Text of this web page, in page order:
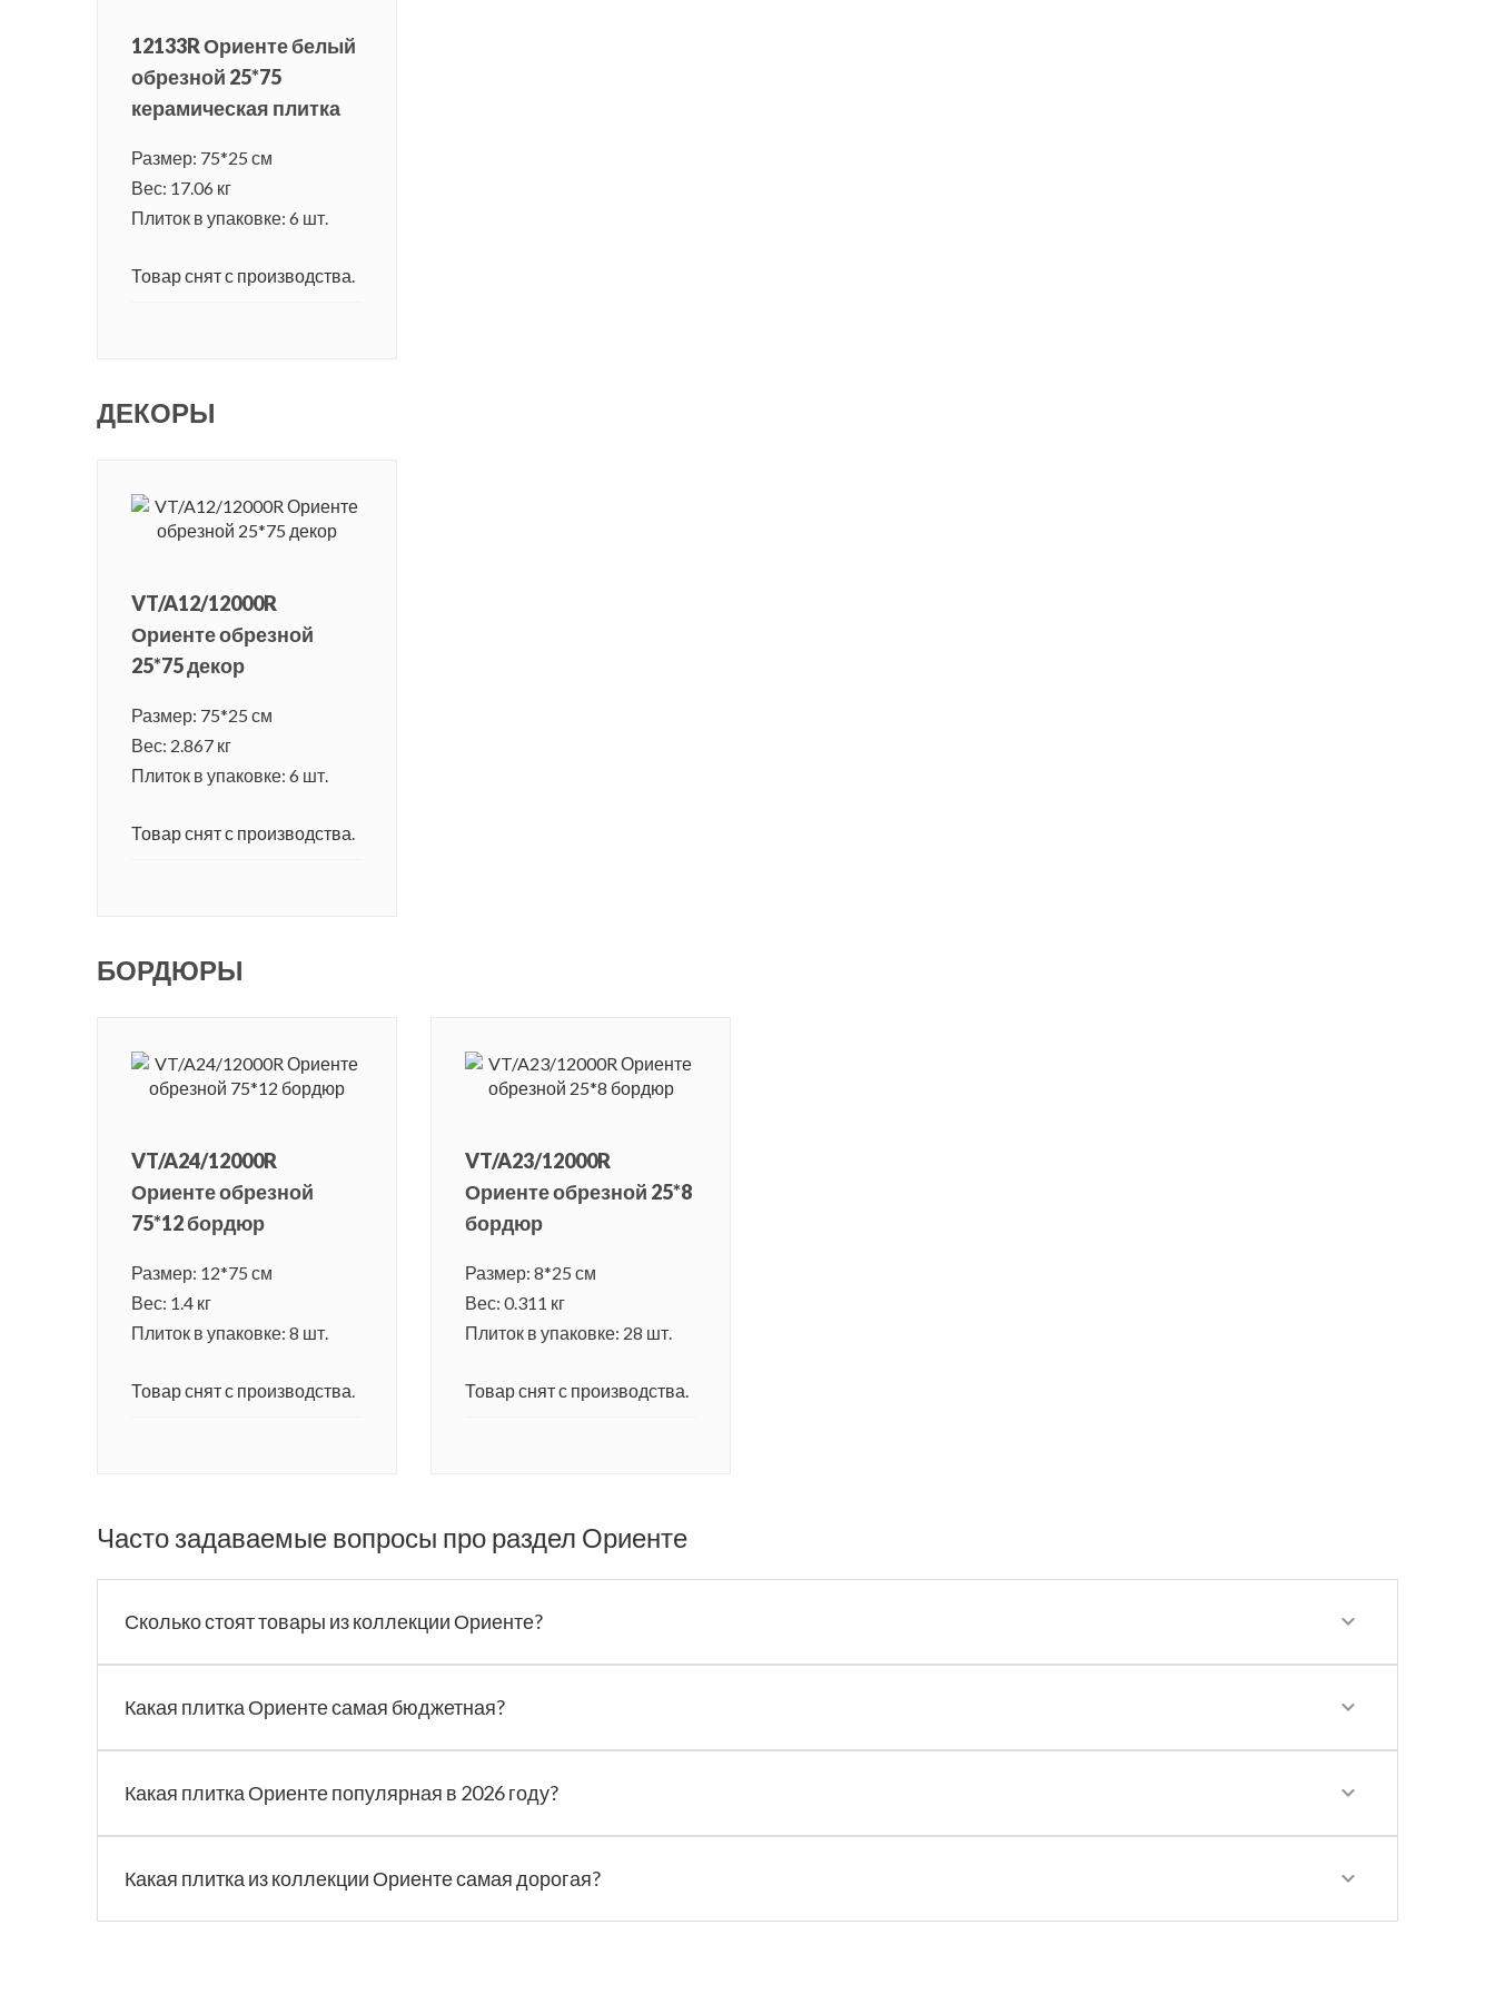
12133R Ориенте белый
обрезной 25*75
керамическая плитка
Размер: 75*25 см
Вес: 17.06 кг
Плиток в упаковке: 6 шт.
Товар снят с производства.
ДЕКОРЫ
VT/A12/12000R
Ориенте обрезной
25*75 декор
Размер: 75*25 см
Вес: 2.867 кг
Плиток в упаковке: 6 шт.
Товар снят с производства.
БОРДЮРЫ
VT/A24/12000R
Ориенте обрезной
75*12 бордюр
Размер: 12*75 см
Вес: 1.4 кг
Плиток в упаковке: 8 шт.
Товар снят с производства.
VT/A23/12000R
Ориенте обрезной 25*8
бордюр
Размер: 8*25 см
Вес: 0.311 кг
Плиток в упаковке: 28 шт.
Товар снят с производства.
Часто задаваемые вопросы про раздел Ориенте
Сколько стоят товары из коллекции Ориенте?
Какая плитка Ориенте самая бюджетная?
Какая плитка Ориенте популярная в 2026 году?
Какая плитка из коллекции Ориенте самая дорогая?